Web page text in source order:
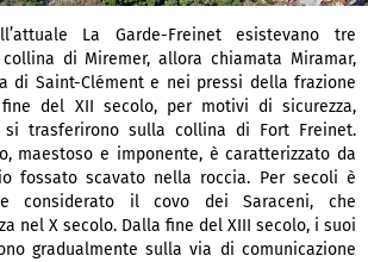
La Garde-Freinet esistevano tre
di Miremer, allora chiamata Miramar,
di Saint-Clément e nei pressi della frazione
del XII secolo, per motivi di sicurezza,
si trasferirono sulla collina di Fort Freinet.
maestoso e imponente, è caratterizzato da
fossato scavato nella roccia. Per secoli è
considerato il covo dei Saraceni, che
nel X secolo. Dalla fine del XIII secolo, i suoi
gradualmente sulla via di comunicazione